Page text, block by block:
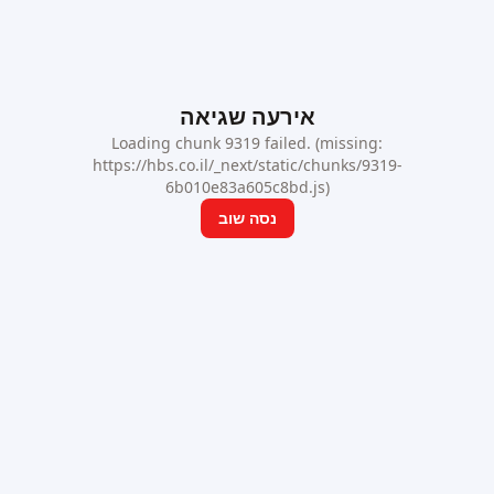
אירעה שגיאה
Loading chunk 9319 failed. (missing:
https://hbs.co.il/_next/static/chunks/9319-
6b010e83a605c8bd.js)